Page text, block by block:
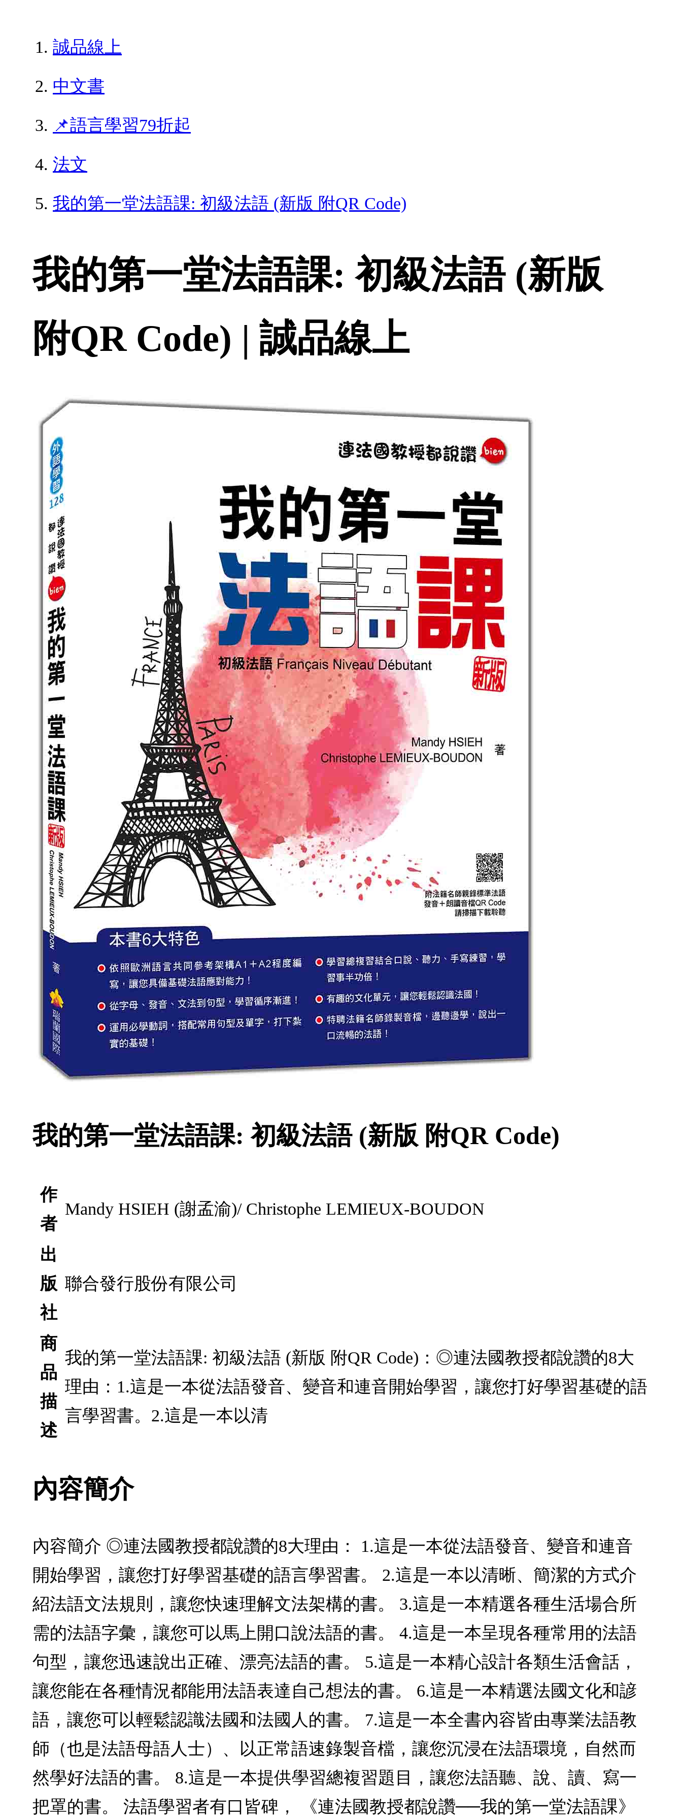
誠品線上
中文書
📌語言學習79折起
法文
我的第一堂法語課: 初級法語 (新版 附QR Code)
我的第一堂法語課: 初級法語 (新版
附QR Code) | 誠品線上
我的第一堂法語課: 初級法語 (新版 附QR Code)
作
者
Mandy HSIEH (謝孟渝)/ Christophe LEMIEUX-BOUDON
出
版
社
聯合發行股份有限公司
商
品
描
述
我的第一堂法語課: 初級法語 (新版 附QR Code)：◎連法國教授都說讚的8大
理由：1.這是一本從法語發音、變音和連音開始學習，讓您打好學習基礎的語
言學習書。2.這是一本以清
內容簡介
內容簡介 ◎連法國教授都說讚的8大理由： 1.這是一本從法語發音、變音和連音
開始學習，讓您打好學習基礎的語言學習書。 2.這是一本以清晰、簡潔的方式介
紹法語文法規則，讓您快速理解文法架構的書。 3.這是一本精選各種生活場合所
需的法語字彙，讓您可以馬上開口說法語的書。 4.這是一本呈現各種常用的法語
句型，讓您迅速說出正確、漂亮法語的書。 5.這是一本精心設計各類生活會話，
讓您能在各種情況都能用法語表達自己想法的書。 6.這是一本精選法國文化和諺
語，讓您可以輕鬆認識法國和法國人的書。 7.這是一本全書內容皆由專業法語教
師（也是法語母語人士）、以正常語速錄製音檔，讓您沉浸在法語環境，自然而
然學好法語的書。 8.這是一本提供學習總複習題目，讓您法語聽、說、讀、寫一
把罩的書。 法語學習者有口皆碑， 《連法國教授都說讚──我的第一堂法語課》